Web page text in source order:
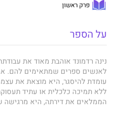
פרק ראשון
על הספר
נינה רדמונד אוהבת מאוד את
לאנשים ספרים שמתאימים להם.
ללא תמיכה כלכלית או עתיד
הממלאים את דירתה, היא מרגישה
במוחה: היא תקים חנות ספרים